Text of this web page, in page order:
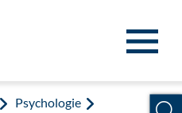
Psychologie